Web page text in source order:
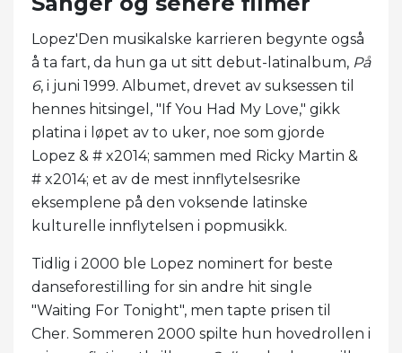
Lopez'Den musikalske karrieren begynte også
å ta fart, da hun ga ut sitt debut-latinalbum, På
6, i juni 1999. Albumet, drevet av suksessen til
hennes hitsingel, "If You Had My Love," gikk
platina i løpet av to uker, noe som gjorde
Lopez & # x2014; sammen med Ricky Martin &
# x2014; et av de mest innflytelsesrike
eksemplene på den voksende latinske
kulturelle innflytelsen i popmusikk.
Tidlig i 2000 ble Lopez nominert for beste
danseforestilling for sin andre hit single
"Waiting For Tonight", men tapte prisen til
Cher. Sommeren 2000 spilte hun hovedrollen i